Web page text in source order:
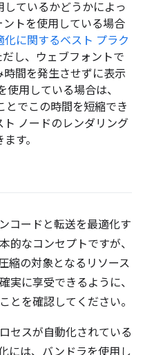
しているかどうかによっ
トを使用している場合
に関するベスト プラク
し、ウェブフォントで
間を発生させずに表示
用している場合は、
とでこの時間を短縮でき
ト ノードのレンダリング
す。
コードと転送を最適化す
的なコンセプトですが、
縮の対象となるリソース
実に享受できるように、
とを確認してください。
セスが自動化されている